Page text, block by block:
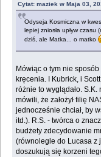
Cytat: maziek w Maja 03,
Odyseja Kosmiczna w
lepiej zniosła upływ
dziś, ale Matka... o matko
Mówiąc o tym nie
kręcenia. I Kubrick, i
różnie to wyglądało. S.K.
mówili, że założył filię
jednocześnie chciał, by
itd.). R.S. - twórca o
budżety zdecydowanie
(równolegle do Lucasa z
doszukują się korzeni